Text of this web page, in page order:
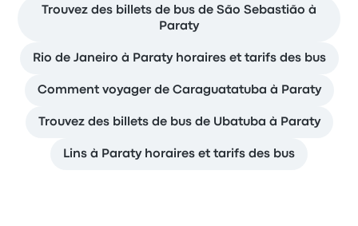
Trouvez des billets de bus de São Sebastião à
Paraty
Rio de Janeiro à Paraty horaires et tarifs des bus
Comment voyager de Caraguatatuba à Paraty
Trouvez des billets de bus de Ubatuba à Paraty
Lins à Paraty horaires et tarifs des bus